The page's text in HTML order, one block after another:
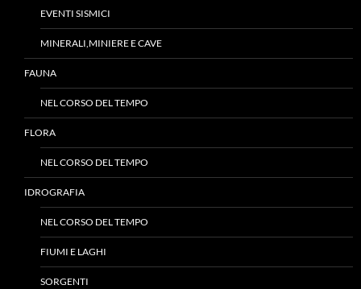
EVENTI SISMICI
MINERALI,MINIERE E CAVE
FAUNA
NEL CORSO DEL TEMPO
FLORA
NEL CORSO DEL TEMPO
IDROGRAFIA
NEL CORSO DEL TEMPO
FIUMI E LAGHI
SORGENTI